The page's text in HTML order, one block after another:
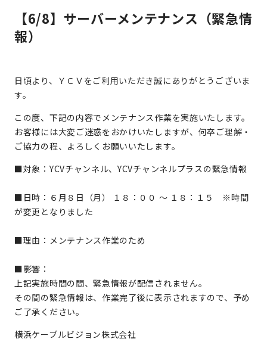
【6/8】サーバーメンテナンス（緊急情
報）
日頃より、ＹＣＶをご利用いただき誠にありがとうございま
す。
この度、下記の内容でメンテナンス作業を実施いたします。
お客様には大変ご迷惑をおかけいたしますが、何卒ご理解・
ご協力の程、よろしくお願いいたします。
■対象：YCVチャンネル、YCVチャンネルプラスの緊急情報
■日時：６月８日（月） １８：００ ～ １８：１５ ※時間
が変更となりました
■理由：メンテナンス作業のため
■影響：
上記実施時間の間、緊急情報が配信されません。
その間の緊急情報は、作業完了後に表示されますので、予め
ご了承ください。
横浜ケーブルビジョン株式会社